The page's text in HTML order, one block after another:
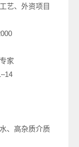
艺、外资项目
家
、高杂质介质